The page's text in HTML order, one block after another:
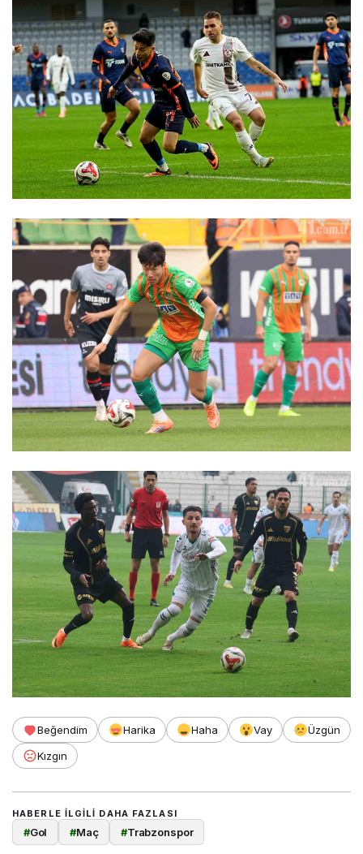
Beğendim Harika Haha Vay
Üzgün
Kızgın
HABERLE ILGILI DAHA FAZLASI
#Gol #Maç #Trabzonspor